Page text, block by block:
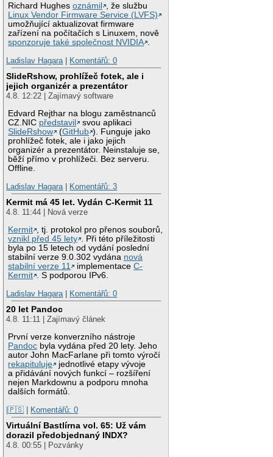
Richard Hughesoznámil
, že službu
Linux Vendor Firmware Service (LVFS)
umožňující aktualizovat firmware
zařízení na počítačích s Linuxem, nově
sponzoruje také společnost NVIDIA .
Ladislav Hagara | Komentářů: 0
SlideRshow, prohlížeč fotek, ale i
jejich organizér a prezentátor
4.8. 12:22 | Zajímavý software
Edvard Rejthar na blogu zaměstnanců
CZ.NIC představil
svou aplikaci
SlideRshow
(GitHub ). Funguje jako
prohlížeč fotek, ale i jako jejich
organizér a prezentátor. Neinstaluje se,
běží přímo v prohlížeči. Bez serveru.
Offline.
Ladislav Hagara | Komentářů: 3
Kermit má 45 let. Vydán C-Kermit 11
4.8. 11:44 | Nová verze
Kermit , tj. protokol pro přenos souborů,
vznikl před 45 lety . Při této příležitosti
byla po 15 letech od vydání poslední
stabilní verze 9.0.302 vydána nová
stabilní verze 11
implementaceC-
Kermit . S podporou IPv6.
Ladislav Hagara | Komentářů: 0
20 let Pandoc
4.8. 11:11 | Zajímavý článek
První verze konverzního nástroje
Pandoc byla vydána před 20 lety. Jeho
autor John MacFarlane při tomto výročí
rekapituluje
jednotlivé etapy vývoje
a přidávání nových funkcí – rozšíření
nejen Markdownu a podporu mnoha
dalších formátů.
|🇵🇸 | Komentářů: 0
Virtuální Bastlírna vol. 65: Už vám
dorazil předobjednaný INDX?
4.8. 00:55 | Pozvánky